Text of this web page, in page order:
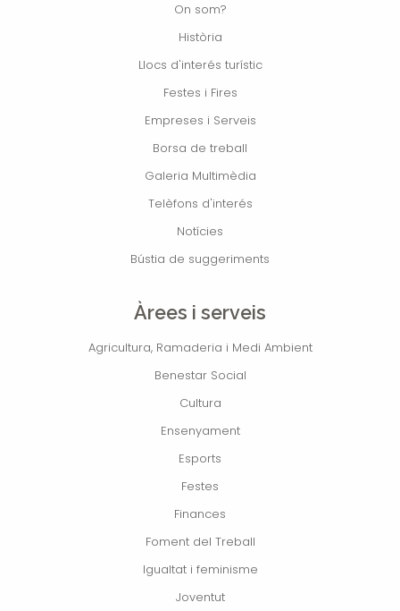
On som?
Història
Llocs d'interés turístic
Festes i Fires
Empreses i Serveis
Borsa de treball
Galeria Multimèdia
Telèfons d'interés
Notícies
Bústia de suggeriments
Àrees i serveis
Agricultura, Ramaderia i Medi Ambient
Benestar Social
Cultura
Ensenyament
Esports
Festes
Finances
Foment del Treball
Igualtat i feminisme
Joventut